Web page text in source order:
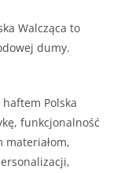
Walcząca to
dumy.
Polska
funkcjonalność
materiałom,